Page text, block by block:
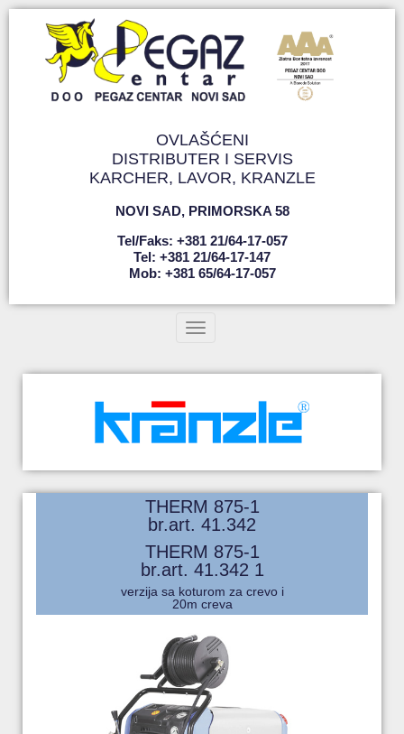
OVLAŠĆENI
DISTRIBUTER I SERVIS
KARCHER, LAVOR, KRANZLE
NOVI SAD, PRIMORSKA 58
Tel/faks: +381 21/64-17-057
Tel: +381 21/64-17-147
Mob: +381 65/64-17-057
Toggle navigation
THERM 875-1
br.art. 41.342
THERM 875-1
br.art. 41.342 1
verzija sa koturom za crevo i
20m creva